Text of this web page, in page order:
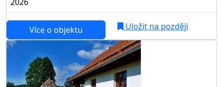
Více o objektu Uložit na později